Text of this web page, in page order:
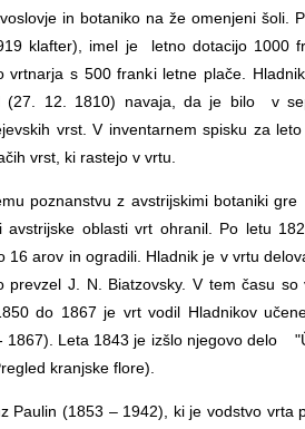
in botaniko na že omenjeni šoli.
klafter), imel je letno dotacijo 1000
vrtnarja s 500 franki letne plače.
(27. 12. 1810) navaja, da je bilo v
vrst. V inventarnem spisku za
vrst, ki rastejo v vrtu.
poznanstvu z avstrijskimi botaniki
avstrijske oblasti vrt ohranil. Po letu
16 arov in ogradili. Hladnik je v vrtu
prevzel J. N. Biatzovsky. V tem času so
do 1867 je vrt vodil Hladnikov
1867). Leta 1843 je izšlo njegovo delo
kranjske flore).
Paulin (1853 – 1942), ki je vodstvo vrta